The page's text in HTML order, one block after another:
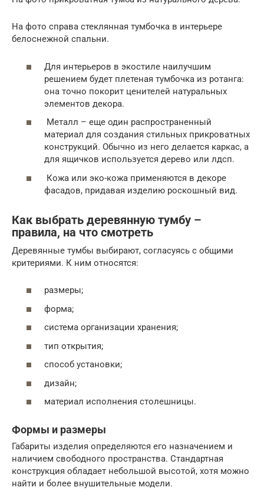
На фото справа стеклянная тумбочка в интерьере
белоснежной спальни.
Для интерьеров в экостиле наилучшим
решением будет плетеная тумбочка из ротанга:
она точно покорит ценителей натуральных
элементов декора.
Металл – еще один распространенный
материал для создания стильных прикроватных
конструкций. Обычно из него делается каркас, а
для ящичков используется дерево или лдсп.
Кожа или эко-кожа применяются в декоре
фасадов, придавая изделию роскошный вид.
Как выбрать деревянную тумбу –
правила, на что смотреть
Деревянные тумбы выбирают, согласуясь с общими
критериями. К ним относятся:
размеры;
форма;
система организации хранения;
тип открытия;
способ установки;
дизайн;
материал исполнения столешницы.
Формы и размеры
Габариты изделия определяются его назначением и
наличием свободного пространства. Стандартная
конструкция обладает небольшой высотой, хотя можно
найти и более внушительные модели.